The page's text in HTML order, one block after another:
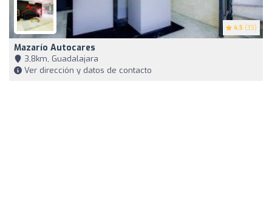
4.5 (33)
Mazarío Autocares
3,8km, Guadalajara
Ver dirección y datos de contacto